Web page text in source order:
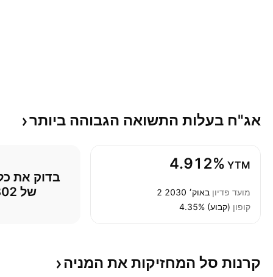
אג"ח בעלות התשואה הגבוהה ביותר
4.912% YTM
מועד פדיון 2 באוק׳ 2030
קופון 4.35% (קבוע)
של 8802
קרנות סל המחזיקות את המניה